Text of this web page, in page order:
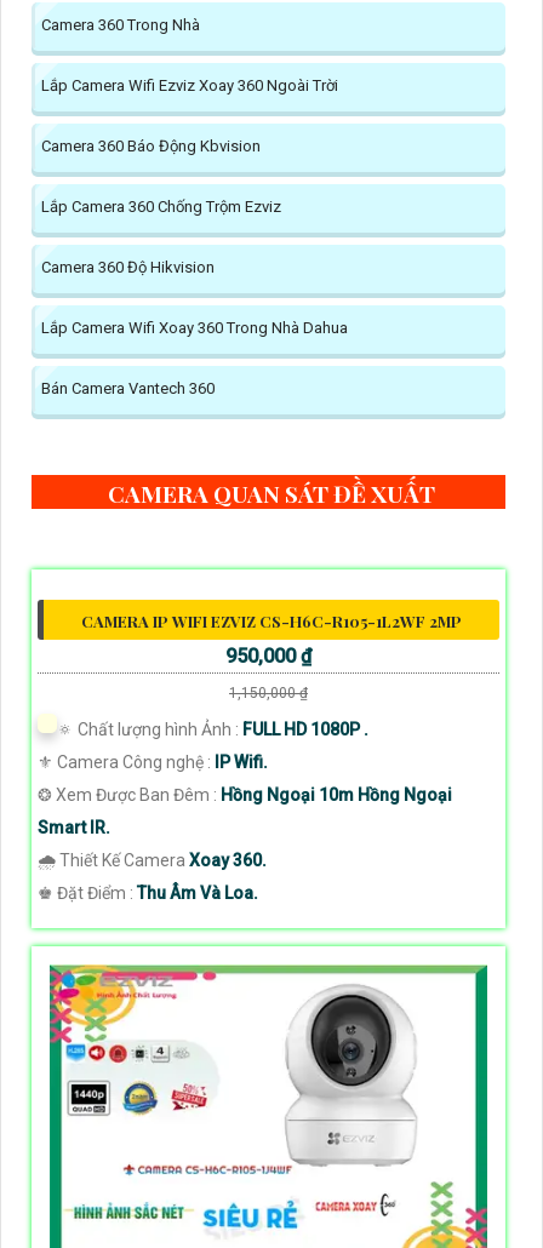
Camera 360 Trong Nhà
Lắp Camera Wifi Ezviz Xoay 360 Ngoài Trời
Camera 360 Báo Động Kbvision
Lắp Camera 360 Chống Trộm Ezviz
Camera 360 Độ Hikvision
Lắp Camera Wifi Xoay 360 Trong Nhà Dahua
Bán Camera Vantech 360
CAMERA QUAN SÁT ĐỀ XUẤT
CAMERA IP WIFI EZVIZ CS-H6C-R105-1L2WF 2MP
950,000 ₫
1,150,000 ₫
🔅 Chất lượng hình Ảnh : FULL HD 1080P .
⚜️ Camera Công nghệ : IP Wifi.
❂ Xem Được Ban Đêm : Hồng Ngoại 10m Hồng Ngoại
Smart IR.
🌧️ Thiết Kế Camera Xoay 360.
️♚ Đặt Điểm :Thu Âm Và Loa.